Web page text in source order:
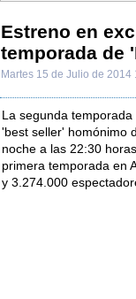
Estreno en
temporada de
Martes 15 de Julio de 2014
La segunda
'best seller' homónimo
noche a las 22:30
primera temporada en
y 3.274.000